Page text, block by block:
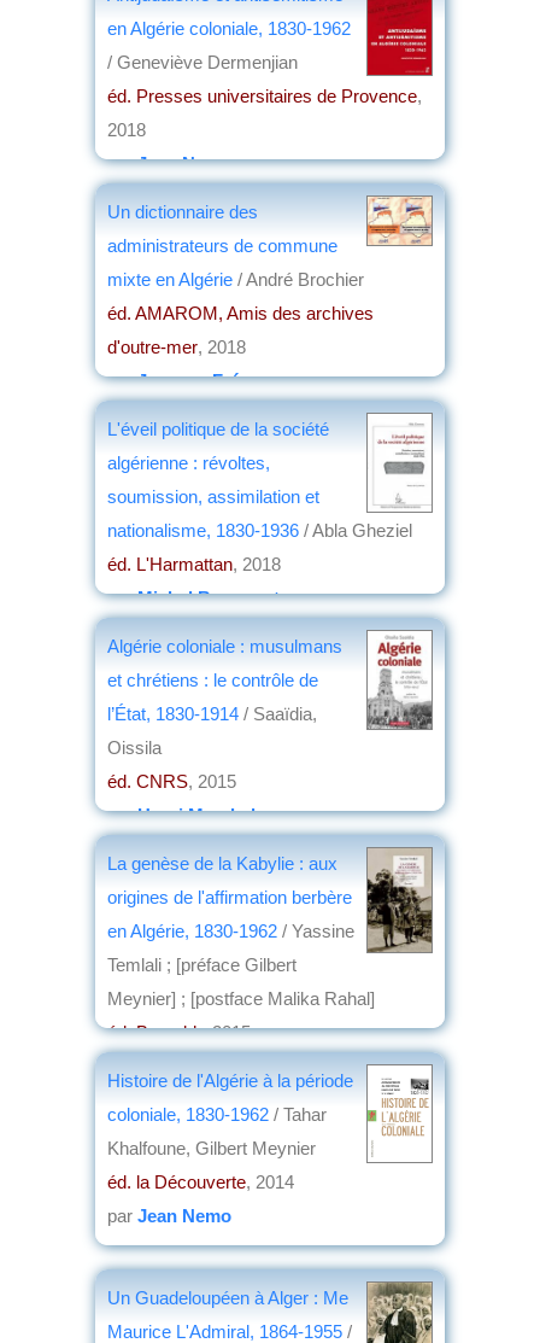
en Algérie coloniale, 1830-1962
/ Geneviève Dermenjian
éd. Presses universitaires de Provence,
2018
parJean Nemo
Un dictionnaire des
administrateurs de commune
mixte en Algérie / André Brochier
éd. AMAROM, Amis des archives
d'outre-mer, 2018
parJacques Frémeaux
L'éveil politique de la société
algérienne : révoltes,
soumission, assimilation et
nationalisme, 1830-1936 / Abla Gheziel
éd. L'Harmattan, 2018
parMichel Bousquet
Algérie coloniale : musulmans
et chrétiens : le contrôle de
l’État, 1830-1914 / Saaïdia,
Oissila
éd. CNRS, 2015
parHenri Marchal
La genèse de la Kabylie : aux
origines de l'affirmation berbère
en Algérie, 1830-1962 / Yassine
Temlali ; [préface Gilbert
Meynier] ; [postface Malika Rahal]
éd. Barzakh, 2015
Histoire de l'Algérie à la période
coloniale, 1830-1962 / Tahar
Khalfoune, Gilbert Meynier
éd. la Découverte, 2014
par Jean Nemo
Un Guadeloupéen à Alger : Me
Maurice L'Admiral, 1864-1955 /